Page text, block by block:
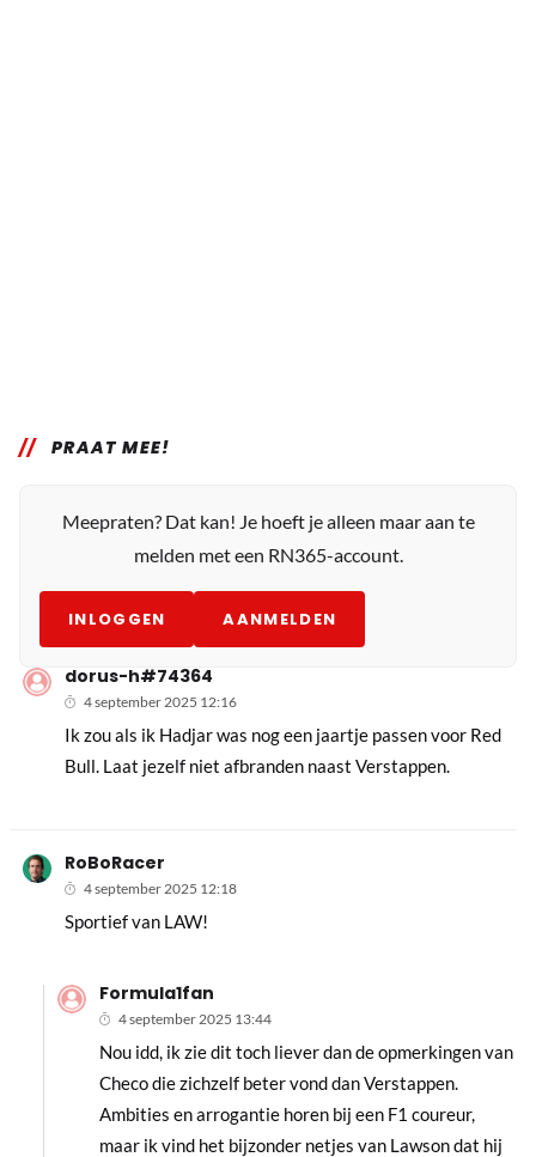
PRAAT MEE!
Meepraten? Dat kan! Je hoeft je alleen maar aan te
melden met een RN365-account.
INLOGGEN AANMELDEN
dorus-h#74364
4 september 2025 12:16
Ik zou als ik Hadjar was nog een jaartje passen voor Red
Bull. Laat jezelf niet afbranden naast Verstappen.
RoBoRacer
4 september 2025 12:18
Sportief van LAW!
Formula1fan
4 september 2025 13:44
Nou idd, ik zie dit toch liever dan de opmerkingen van
Checo die zichzelf beter vond dan Verstappen.
Ambities en arrogantie horen bij een F1 coureur,
maar ik vind het bijzonder netjes van Lawson dat hij